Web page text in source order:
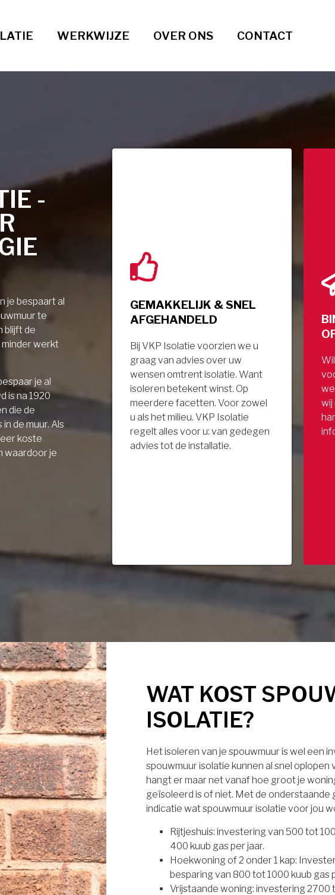
WERKWIJZE OVER ONS CONTACT
-
je bespaart al
te
blijft de
werkt
je al
is na 1920
die de
de muur. Als
koste
waardoor je
GEMAKKELIJK & SNEL
AFGEHANDELD
Bij VKP Isolatie voorzien we u
graag van advies over uw
wensen omtrent isolatie. Want
isoleren betekent winst. Op
meerdere facetten. Voor zowel
u als het milieu. VKP Isolatie
regelt alles voor u: van gedegen
advies tot de installatie.
wij
WAT KOST
ISOLATIE?
Het isoleren van je spouwmuur is wel een
spouwmuur isolatie kunnen al snel
hangt er maar net vanaf hoe groot je
geïsoleerd is of niet. Met de
indicatie wat spouwmuur isolatie voor jou
Rijtjeshuis: investering van 500 tot
400 kuub gas per jaar.
Hoekwoning of 2 onder 1 kap:
besparing van 800 tot 1000 kuub gas
Vrijstaande woning: investering